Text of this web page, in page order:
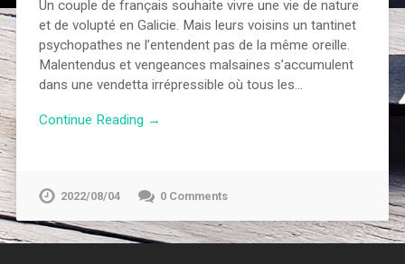
Un couple de français souhaite vivre une vie de nature
et de volupté en Galicie. Mais leurs voisins un tantinet
psychopathes ne l’entendent pas de la même oreille.
Malentendus et vengeances malsaines s’accumulent
dans une vendetta irrépressible où tous les…
Continue Reading →
2022/08/04 0 Comments